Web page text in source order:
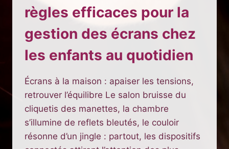
règles efficaces pour la
gestion des écrans chez
les enfants au quotidien
Écrans à la maison : apaiser les tensions,
retrouver l’équilibre Le salon bruisse du
cliquetis des manettes, la chambre
s’illumine de reflets bleutés, le couloir
résonne d’un jingle : partout, les dispositifs